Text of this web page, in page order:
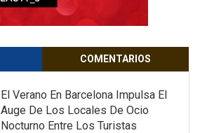
COMENTARIOS
El Verano En Barcelona Impulsa El
Auge De Los Locales De Ocio
Nocturno Entre Los Turistas